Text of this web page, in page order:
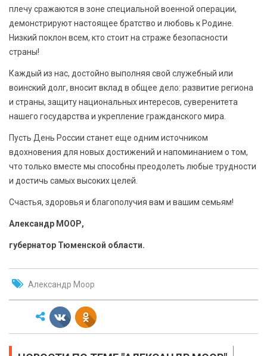
плечу сражаются в зоне специальной военной операции,
демонстрируют настоящее братство и любовь к Родине.
Низкий поклон всем, кто стоит на страже безопасности
страны!
Каждый из нас, достойно выполняя свой служебный или
воинский долг, вносит вклад в общее дело: развитие региона
и страны, защиту национальных интересов, суверенитета
нашего государства и укрепление гражданского мира.
Пусть День России станет еще одним источником
вдохновения для новых достижений и напоминанием о том,
что только вместе мы способны преодолеть любые трудности
и достичь самых высоких целей.
Счастья, здоровья и благополучия вам и вашим семьям!
Александр МООР,
губернатор Тюменской области.
Александр Моор